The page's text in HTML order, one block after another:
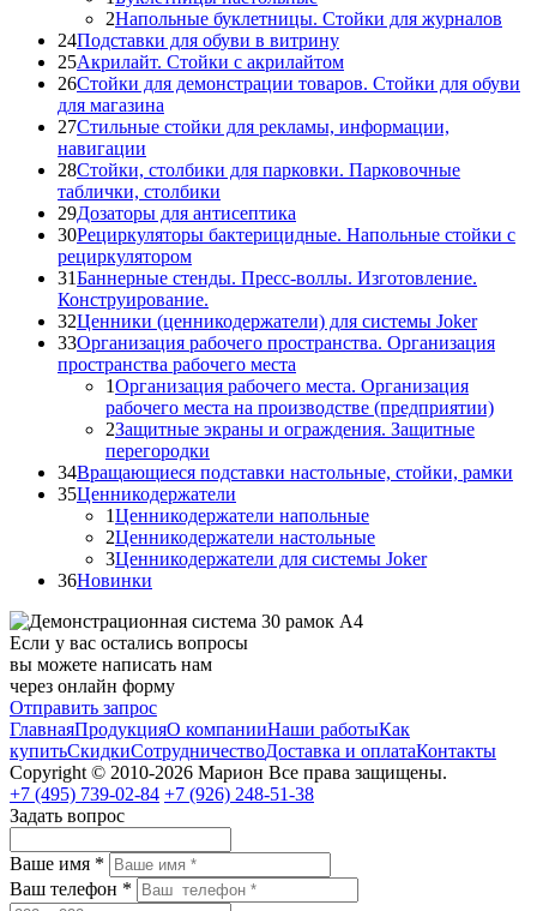
2Напольные буклетницы. Стойки для журналов
24Подставки для обуви в витрину
25Акрилайт. Стойки с акрилайтом
26Стойки для демонстрации товаров. Стойки для обуви
для магазина
27Стильные стойки для рекламы, информации,
навигации
28Стойки, столбики для парковки. Парковочные
таблички, столбики
29Дозаторы для антисептика
30Рециркуляторы бактерицидные. Напольные стойки с
рециркулятором
31Баннерные стенды. Пресс-воллы. Изготовление.
Конструирование.
32Ценники (ценникодержатели) для системы Joker
33Организация рабочего пространства. Организация
пространства рабочего места
1Организация рабочего места. Организация
рабочего места на производстве (предприятии)
2Защитные экраны и ограждения. Защитные
перегородки
34Вращающиеся подставки настольные, стойки, рамки
35Ценникодержатели
1Ценникодержатели напольные
2Ценникодержатели настольные
3Ценникодержатели для системы Joker
36Новинки
Если у вас остались вопросы
вы можете написать нам
через онлайн форму
Отправить запрос
ГлавнаяПродукцияО компанииНаши работыКак
купитьСкидкиСотрудничествоДоставка и оплатаКонтакты
Copyright © 2010-2026 Марион Все права защищены.
+7 (495) 739-02-84 +7 (926) 248-51-38
Задать вопрос
Ваше имя *
Ваш телефон *